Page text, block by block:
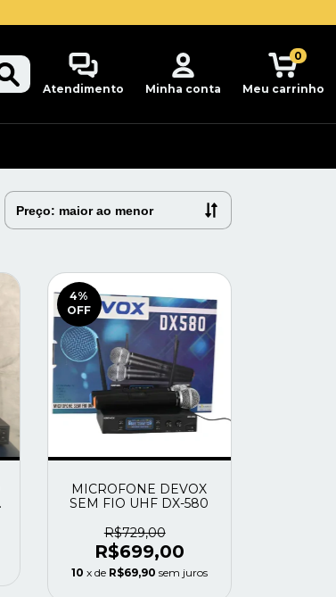
Atendimento Minha conta Meu carrinho
0
4%
OFF
MICROFONE DEVOX
SEM FIO UHF DX-580
R$729,00
R$699,00
10 x de R$69,90 sem juros